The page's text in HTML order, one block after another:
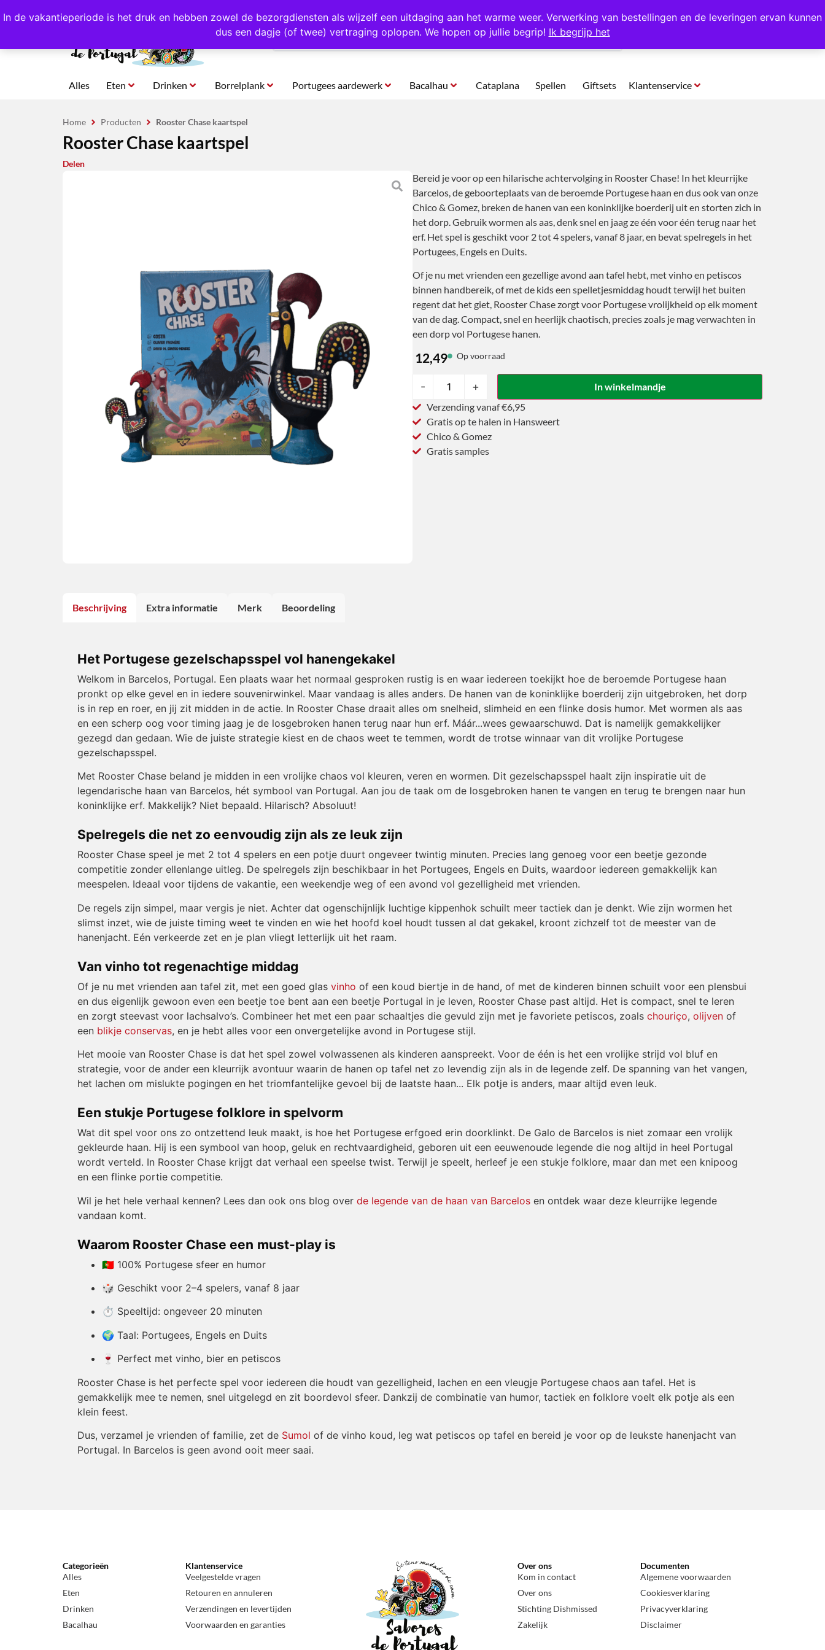
In de vakantieperiode is het druk en hebben zowel de bezorgdiensten als wijzelf een uitdaging aan het warme weer. Verwerking van bestellingen en de leveringen ervan kunnen
dus een dagje (of twee) vertraging oplopen. We hopen op jullie begrip! Ik begrijp het
4,8/5,0 sterren beoordeeld! Eigen import uit Portugal Altijd 1000 verschillende producten op voorraad Gratis op te halen in Hansweert
Alles Eten Drinken Borrelplank Portugees aardewerk Bacalhau Cataplana Spellen Giftsets Klantenservice
Home Producten Rooster Chase kaartspel
Rooster Chase kaartspel
Delen
Bereid je voor op een hilarische achtervolging in Rooster Chase! In het kleurrijke
Barcelos, de geboorteplaats van de beroemde Portugese haan en dus ook van onze
Chico & Gomez, breken de hanen van een koninklijke boerderij uit en storten zich in
het dorp. Gebruik wormen als aas, denk snel en jaag ze één voor één terug naar het
erf. Het spel is geschikt voor 2 tot 4 spelers, vanaf 8 jaar, en bevat spelregels in het
Portugees, Engels en Duits.
Of je nu met vrienden een gezellige avond aan tafel hebt, met vinho en petiscos
binnen handbereik, of met de kids een spelletjesmiddag houdt terwijl het buiten
regent dat het giet, Rooster Chase zorgt voor Portugese vrolijkheid op elk moment
van de dag. Compact, snel en heerlijk chaotisch, precies zoals je mag verwachten in
een dorp vol Portugese hanen.
12,49 Op voorraad
- +
In winkelmandje
Verzending vanaf €6,95
Gratis op te halen in Hansweert
Chico & Gomez
Gratis samples
Beschrijving Extra informatie Merk Beoordeling
Het Portugese gezelschapsspel vol hanengekakel
Welkom in Barcelos, Portugal. Een plaats waar het normaal gesproken rustig is en waar iedereen toekijkt hoe de beroemde Portugese haan
pronkt op elke gevel en in iedere souvenirwinkel. Maar vandaag is alles anders. De hanen van de koninklijke boerderij zijn uitgebroken, het dorp
is in rep en roer, en jij zit midden in de actie. In Rooster Chase draait alles om snelheid, slimheid en een flinke dosis humor. Met wormen als aas
en een scherp oog voor timing jaag je de losgebroken hanen terug naar hun erf. Máár...wees gewaarschuwd. Dat is namelijk gemakkelijker
gezegd dan gedaan. Wie de juiste strategie kiest en de chaos weet te temmen, wordt de trotse winnaar van dit vrolijke Portugese
gezelschapsspel.
Met Rooster Chase beland je midden in een vrolijke chaos vol kleuren, veren en wormen. Dit gezelschapsspel haalt zijn inspiratie uit de
legendarische haan van Barcelos, hét symbool van Portugal. Aan jou de taak om de losgebroken hanen te vangen en terug te brengen naar hun
koninklijke erf. Makkelijk? Niet bepaald. Hilarisch? Absoluut!
Spelregels die net zo eenvoudig zijn als ze leuk zijn
Rooster Chase speel je met 2 tot 4 spelers en een potje duurt ongeveer twintig minuten. Precies lang genoeg voor een beetje gezonde
competitie zonder ellenlange uitleg. De spelregels zijn beschikbaar in het Portugees, Engels en Duits, waardoor iedereen gemakkelijk kan
meespelen. Ideaal voor tijdens de vakantie, een weekendje weg of een avond vol gezelligheid met vrienden.
De regels zijn simpel, maar vergis je niet. Achter dat ogenschijnlijk luchtige kippenhok schuilt meer tactiek dan je denkt. Wie zijn wormen het
slimst inzet, wie de juiste timing weet te vinden en wie het hoofd koel houdt tussen al dat gekakel, kroont zichzelf tot de meester van de
hanenjacht. Eén verkeerde zet en je plan vliegt letterlijk uit het raam.
Van vinho tot regenachtige middag
Of je nu met vrienden aan tafel zit, met een goed glas vinho of een koud biertje in de hand, of met de kinderen binnen schuilt voor een plensbui
en dus eigenlijk gewoon even een beetje toe bent aan een beetje Portugal in je leven, Rooster Chase past altijd. Het is compact, snel te leren
en zorgt steevast voor lachsalvo’s. Combineer het met een paar schaaltjes die gevuld zijn met je favoriete petiscos, zoals chouriço, olijven of
een blikje conservas, en je hebt alles voor een onvergetelijke avond in Portugese stijl.
Het mooie van Rooster Chase is dat het spel zowel volwassenen als kinderen aanspreekt. Voor de één is het een vrolijke strijd vol bluf en
strategie, voor de ander een kleurrijk avontuur waarin de hanen op tafel net zo levendig zijn als in de legende zelf. De spanning van het vangen,
het lachen om mislukte pogingen en het triomfantelijke gevoel bij de laatste haan... Elk potje is anders, maar altijd even leuk.
Een stukje Portugese folklore in spelvorm
Wat dit spel voor ons zo ontzettend leuk maakt, is hoe het Portugese erfgoed erin doorklinkt. De Galo de Barcelos is niet zomaar een vrolijk
gekleurde haan. Hij is een symbool van hoop, geluk en rechtvaardigheid, geboren uit een eeuwenoude legende die nog altijd in heel Portugal
wordt verteld. In Rooster Chase krijgt dat verhaal een speelse twist. Terwijl je speelt, herleef je een stukje folklore, maar dan met een knipoog
en een flinke portie competitie.
Wil je het hele verhaal kennen? Lees dan ook ons blog over de legende van de haan van Barcelos en ontdek waar deze kleurrijke legende
vandaan komt.
Waarom Rooster Chase een must-play is
🇵🇹 100% Portugese sfeer en humor
🎲 Geschikt voor 2–4 spelers, vanaf 8 jaar
⏱️ Speeltijd: ongeveer 20 minuten
🌍 Taal: Portugees, Engels en Duits
🍷 Perfect met vinho, bier en petiscos
Rooster Chase is het perfecte spel voor iedereen die houdt van gezelligheid, lachen en een vleugje Portugese chaos aan tafel. Het is
gemakkelijk mee te nemen, snel uitgelegd en zit boordevol sfeer. Dankzij de combinatie van humor, tactiek en folklore voelt elk potje als een
klein feest.
Dus, verzamel je vrienden of familie, zet de Sumol of de vinho koud, leg wat petiscos op tafel en bereid je voor op de leukste hanenjacht van
Portugal. In Barcelos is geen avond ooit meer saai.
Categorieën
Alles
Eten
Drinken
Bacalhau
Klantenservice
Veelgestelde vragen
Retouren en annuleren
Verzendingen en levertijden
Voorwaarden en garanties
Over ons
Kom in contact
Over ons
Stichting Dishmissed
Zakelijk
Documenten
Algemene voorwaarden
Cookiesverklaring
Privacyverklaring
Disclaimer